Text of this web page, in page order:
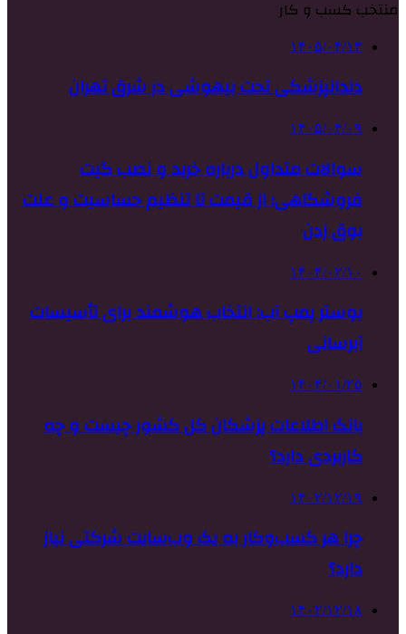
منتخب کسب و کار
۱۴۰۵/۰۴/۱۳
دندانپزشکی تحت بیهوشی در شرق تهران
۱۴۰۵/۰۴/۰۹
سوالات متداول درباره خرید و نصب گیت
فروشگاهی؛ از قیمت تا تنظیم حساسیت و علت
بوق زدن
۱۴۰۴/۰۲/۱۰
بوستر پمپ آب: انتخاب هوشمند برای تأسیسات
آبرسانی
۱۴۰۴/۰۱/۲۵
بانک اطلاعات پزشکان کل کشور چیست و چه
کاربردی دارد؟
۱۴۰۲/۱۲/۱۹
چرا هر کسب‌وکار به یک وب‌سایت شرکتی نیاز
دارد؟
۱۴۰۲/۱۲/۱۸